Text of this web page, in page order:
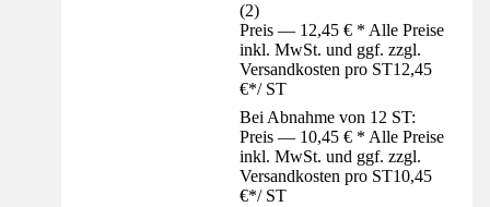
(2)
Preis — 12,45 € * Alle Preise
inkl. MwSt. und ggf. zzgl.
Versandkosten pro ST12,45
€*/ ST
Bei Abnahme von 12 ST:
Preis — 10,45 € * Alle Preise
inkl. MwSt. und ggf. zzgl.
Versandkosten pro ST10,45
€*/ ST